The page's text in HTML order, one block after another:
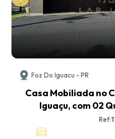
Foz Do Iguacu - PR
Casa Mobiliada no
Iguaçu, com 02
Ref: